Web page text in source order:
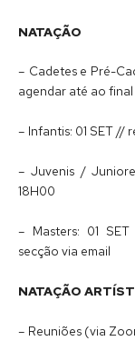
NATAÇÃO
– Cadetes e Pré-
agendar até ao
– Infantis: 01 SET //
– Juvenis /
18H00
– Masters: 01
secção via email
NATAÇÃO
– Reuniões (via